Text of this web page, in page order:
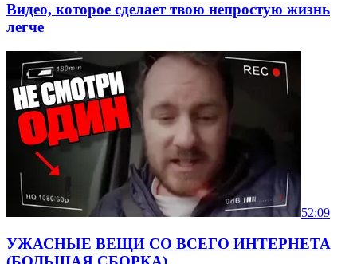
Видео, которое сделает твою непростую жизнь
легче
52:09
УЖАСНЫЕ ВЕЩИ СО ВСЕГО ИНТЕРНЕТА